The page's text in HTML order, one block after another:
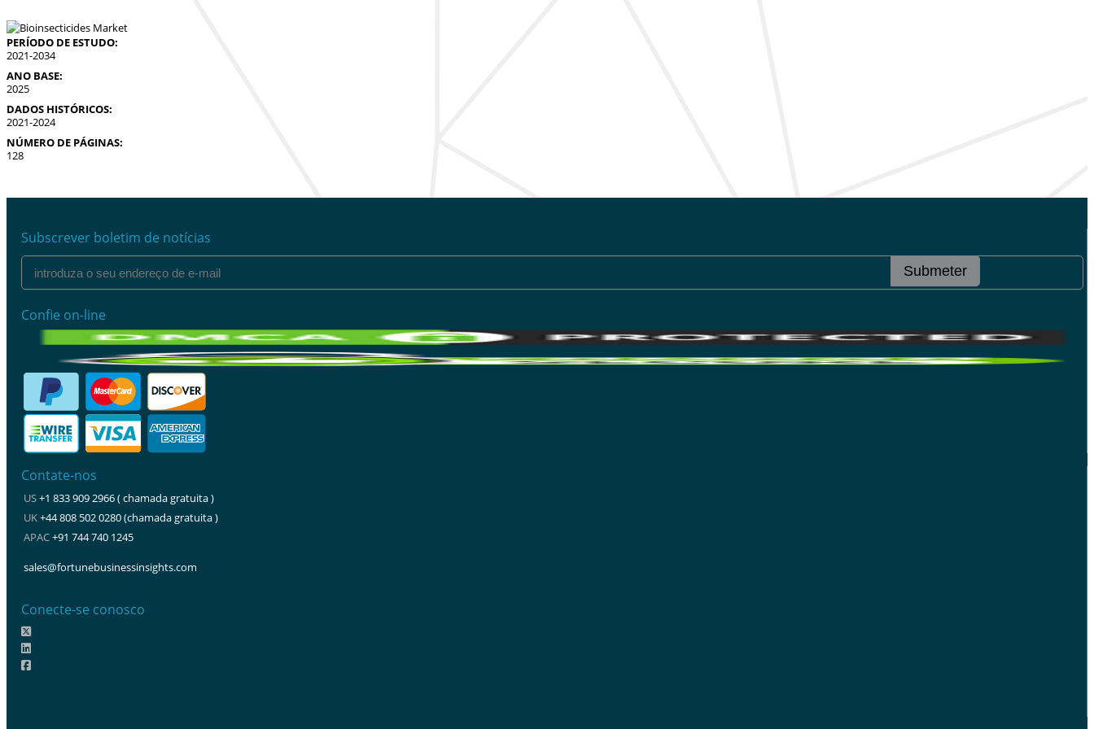
PERÍODO DE ESTUDO:
2021-2034
ANO BASE:
2025
DADOS HISTÓRICOS:
2021-2024
NÚMERO DE PÁGINAS:
128
Subscrever boletim de notícias
Submeter
Confie on-line
Contate-nos
US+1 833 909 2966 ( chamada gratuita )
UK+44 808 502 0280 (chamada gratuita )
APAC+91 744 740 1245
sales@fortunebusinessinsights.com
Conecte-se conosco